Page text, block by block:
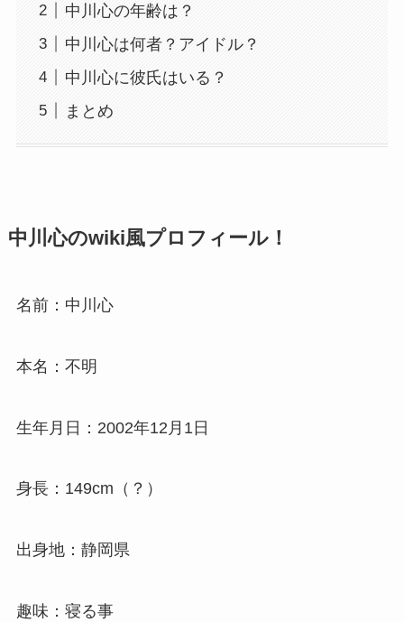
中川心の年齢は？
中川心は何者？アイドル？
中川心に彼氏はいる？
まとめ
中川心のwiki風プロフィール！
名前：中川心
本名：不明
生年月日：2002年12月1日
身長：149cm（？）
出身地：静岡県
趣味：寝る事